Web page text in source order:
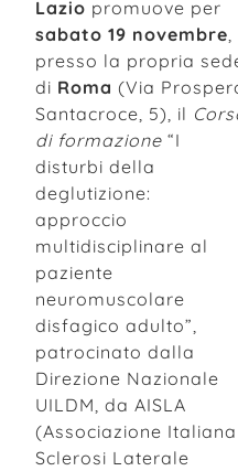
Lazio promuove per
sabato 19 novembre,
presso la propria
di Roma (Via
Santacroce, 5), il
di formazione “I
disturbi della
deglutizione:
approccio
multidisciplinare al
paziente
neuromuscolare
disfagico adulto”,
patrocinato dalla
Direzione Nazionale
UILDM, da AISLA
(Associazione Italiana
Sclerosi Laterale